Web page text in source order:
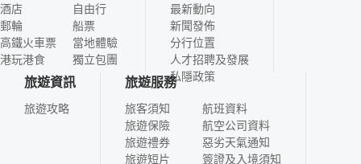
酒店
郵輪
高鐵火車票
港玩港食
自由行
船票
當地體驗
獨立包團
最新動向
新聞發佈
分行位置
人才招聘及發展
私隱政策
旅遊資訊
旅遊攻略
旅遊服務
旅客須知
旅遊保險
旅遊禮券
旅遊短片
航班資料
航空公司資料
惡劣天氣通知
簽證及入境須知